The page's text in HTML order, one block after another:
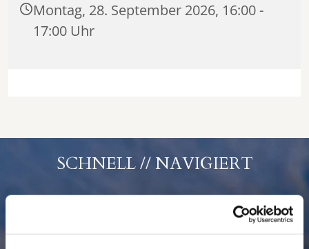
Montag, 28. September 2026, 16:00 -
17:00 Uhr
SCHNELL // NAVIGIERT